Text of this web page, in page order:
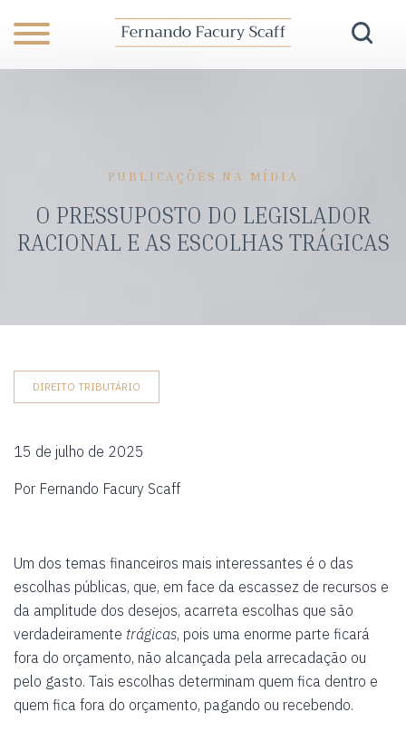
PUBLICAÇÕES NA MÍDIA
O PRESSUPOSTO DO LEGISLADOR
RACIONAL E AS ESCOLHAS TRÁGICAS
DIREITO TRIBUTÁRIO
15 de julho de 2025
Por Fernando Facury Scaff
Um dos temas financeiros mais interessantes é o das
escolhas públicas, que, em face da escassez de recursos e
da amplitude dos desejos, acarreta escolhas que são
verdadeiramente trágicas, pois uma enorme parte ficará
fora do orçamento, não alcançada pela arrecadação ou
pelo gasto. Tais escolhas determinam quem fica dentro e
quem fica fora do orçamento, pagando ou recebendo.